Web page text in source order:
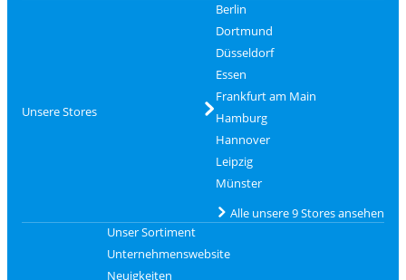
Unsere Stores
Berlin
Dortmund
Düsseldorf
Essen
Frankfurt am Main
Hamburg
Hannover
Leipzig
Münster
Alle unsere 9 Stores ansehen
Unser Sortiment
Unternehmenswebsite
Neuigkeiten